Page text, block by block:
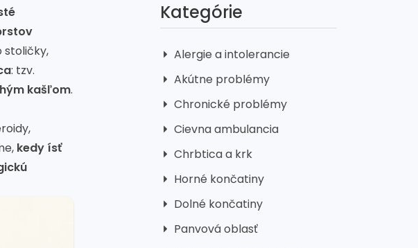
stoličky,
: tzv.
kašľom.
kedy ísť
Kategórie
Alergie a intolerancie
Akútne problémy
Chronické problémy
Cievna ambulancia
Chrbtica a krk
Horné končatiny
Dolné končatiny
Panvová oblasť